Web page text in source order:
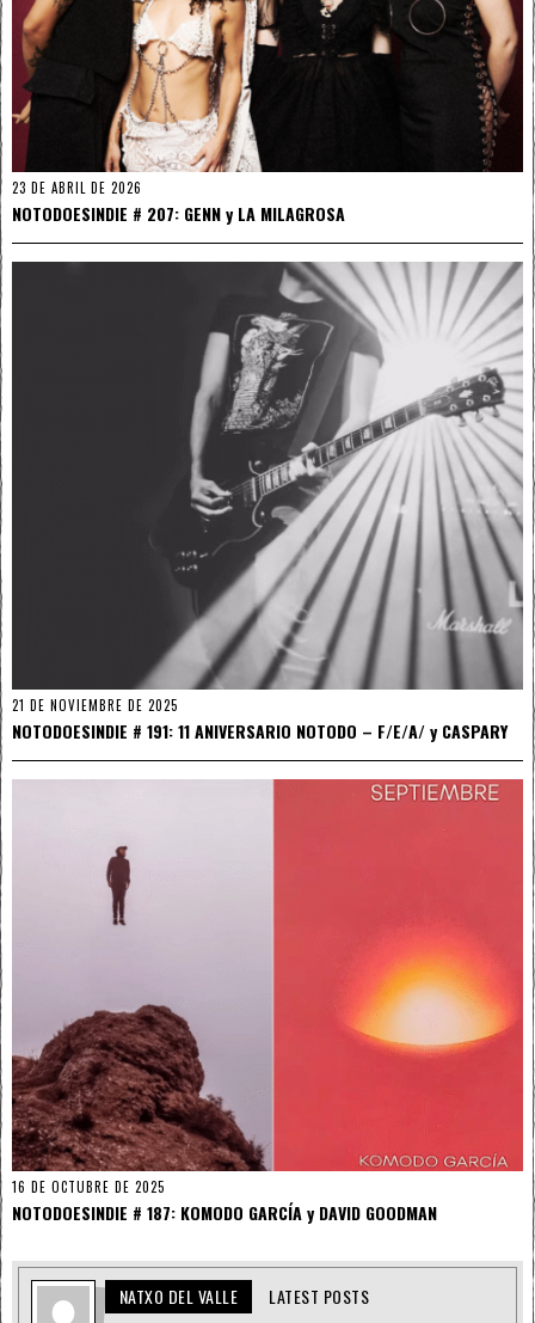
23 DE ABRIL DE 2026
NOTODOESINDIE # 207: GENN y LA MILAGROSA
21 DE NOVIEMBRE DE 2025
NOTODOESINDIE # 191: 11 ANIVERSARIO NOTODO – F/E/A/ y CASPARY
16 DE OCTUBRE DE 2025
NOTODOESINDIE # 187: KOMODO GARCÍA y DAVID GOODMAN
NATXO DEL VALLE LATEST POSTS